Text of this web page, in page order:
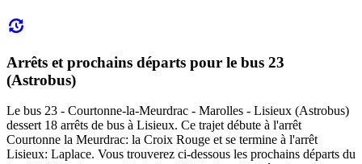
Arrêts et prochains départs pour le bus 23
(Astrobus)
Le bus 23 - Courtonne-la-Meurdrac - Marolles - Lisieux (Astrobus)
dessert 18 arrêts de bus à Lisieux. Ce trajet débute à l'arrêt
Courtonne la Meurdrac: la Croix Rouge et se termine à l'arrêt
Lisieux: Laplace. Vous trouverez ci-dessous les prochains départs du